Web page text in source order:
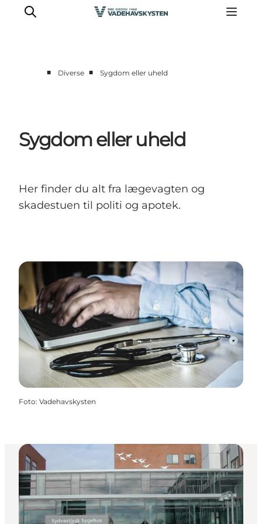
Oplev Fanø
Oplev Mandø
Det Sker
■ Diverse ■ Sygdom eller uheld
Sygdom eller uheld
Her finder du alt fra lægevagten og
skadestuen til politi og apotek.
Foto: Vadehavskysten